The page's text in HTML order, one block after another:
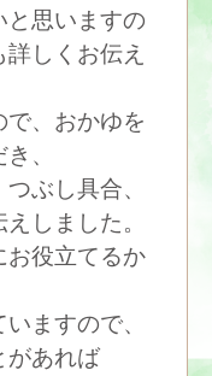
と思いますの
しくお伝え
で、おかゆを
、
ぶし具合、
しました。
お役立てるか
ますので、
があれば